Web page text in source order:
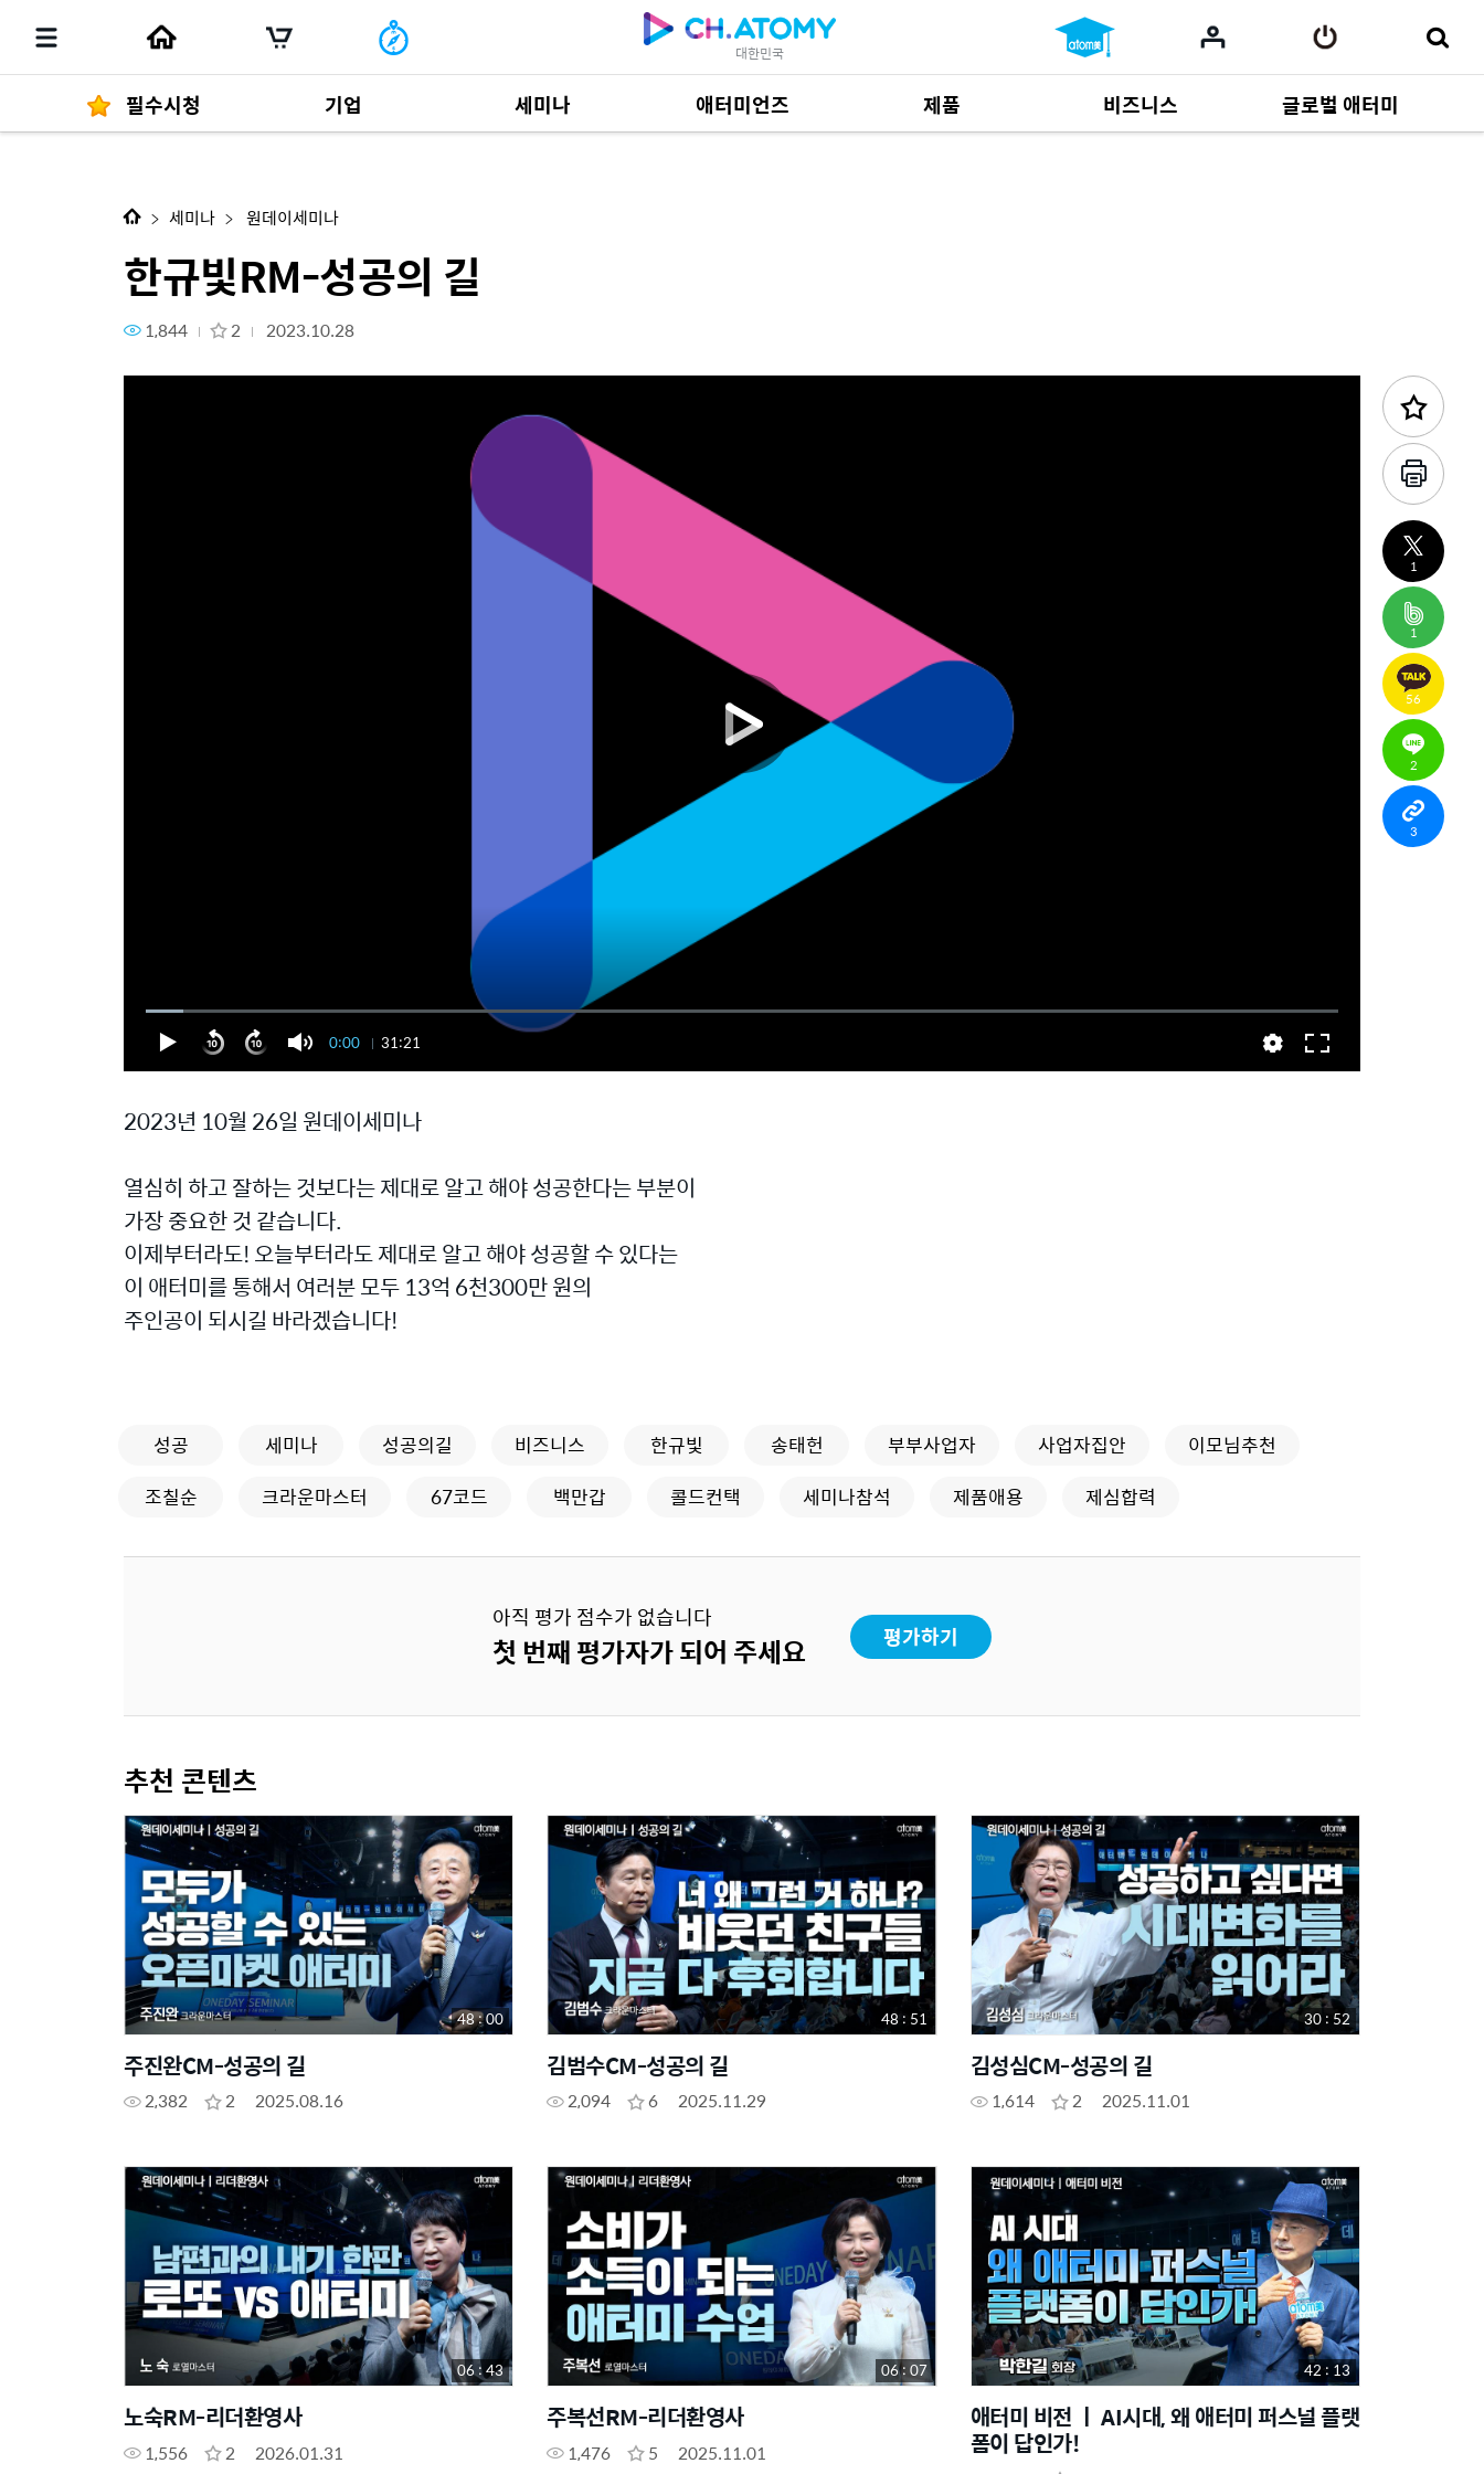
대한민국
필수시청 기업
경영자 메세지
세미나 애터미언즈 제품
제품 자료685
비즈니스
사업 자료165
글로벌 애터미
한규빛RM-성공의 길
다음 콘텐츠 이전 콘텐츠
세미나 원데이세미나
한규빛RM-성공의 길
1,844 2 2023.10.28
0:00 31:21
2023년 10월 26일 원데이세미나
열심히 하고 잘하는 것보다는 제대로 알고 해야 성공한다는 부분이
가장 중요한 것 같습니다.
이제부터라도! 오늘부터라도 제대로 알고 해야 성공할 수 있다는
이 애터미를 통해서 여러분 모두 13억 6천300만 원의
주인공이 되시길 바라겠습니다!
성공 세미나 성공의길 비즈니스 한규빛 송태헌 부부사업자 사업자집안
이모님추천
조칠순
크라운마스터 67코드 백만갑 콜드컨택 세미나참석 제품애용 제심합력
아직 평가 점수가 없습니다
첫 번째 평가자가 되어 주세요 평가하기
추천 콘텐츠
주진완CM-성공의 길
2,382 2 2025.08.16
48 : 00
김범수CM-성공의 길
2,094 6 2025.11.29
48 : 51
김성심CM-성공의 길
1,614 2 2025.11.01
30 : 52
노숙RM-리더환영사
1,556 2 2026.01.31
06 : 43
주복선RM-리더환영사
1,476 5 2025.11.01
06 : 07
애터미 비전 ㅣ AI시대, 왜 애터미 퍼스널 플랫
폼이 답인가!
42 : 13